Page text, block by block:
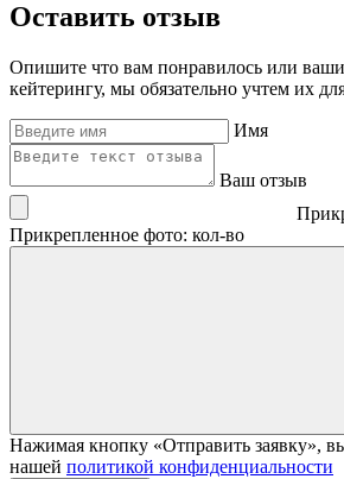
Оставить отзыв
Опишите что вам понравилось или
кейтерингу, мы обязательно учтем их
Имя
Ваш отзыв
Прикрепленное фото: кол-во
Нажимая кнопку «Отправить заявку»,
нашей политикой конфиденциальности